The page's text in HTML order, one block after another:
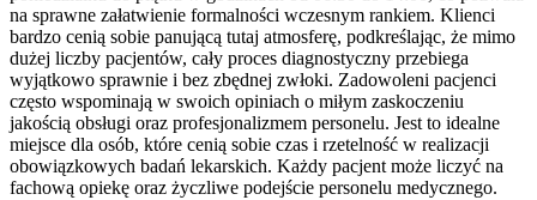
na sprawne załatwienie formalności wczesnym rankiem. Klienci
bardzo cenią sobie panującą tutaj atmosferę, podkreślając, że mimo
dużej liczby pacjentów, cały proces diagnostyczny przebiega
wyjątkowo sprawnie i bez zbędnej zwłoki. Zadowoleni pacjenci
często wspominają w swoich opiniach o miłym zaskoczeniu
jakością obsługi oraz profesjonalizmem personelu. Jest to idealne
miejsce dla osób, które cenią sobie czas i rzetelność w realizacji
obowiązkowych badań lekarskich. Każdy pacjent może liczyć na
fachową opiekę oraz życzliwe podejście personelu medycznego.